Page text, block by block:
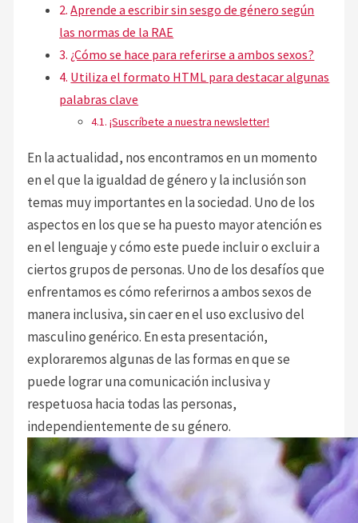
Aprende a escribir sin sesgo de género según
las normas de la RAE
¿Cómo se hace para referirse a ambos sexos?
Utiliza el formato HTML para destacar algunas
palabras clave
¡Suscríbete a nuestra newsletter!
En la actualidad, nos encontramos en un momento
en el que la igualdad de género y la inclusión son
temas muy importantes en la sociedad. Uno de los
aspectos en los que se ha puesto mayor atención es
en el lenguaje y cómo este puede incluir o excluir a
ciertos grupos de personas. Uno de los desafíos que
enfrentamos es cómo referirnos a ambos sexos de
manera inclusiva, sin caer en el uso exclusivo del
masculino genérico. En esta presentación,
exploraremos algunas de las formas en que se
puede lograr una comunicación inclusiva y
respetuosa hacia todas las personas,
independientemente de su género.